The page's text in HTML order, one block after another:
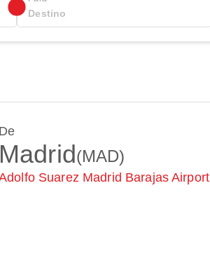
De
Madrid(MAD)
Suarez Madrid Barajas Airport